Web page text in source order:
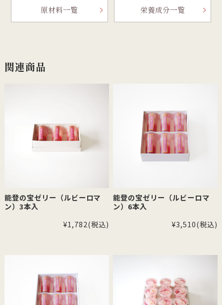
原材料一覧 栄養成分一覧
関連商品
能登の宝ゼリー（ルビーロマ
ン）3本入
¥1,782(税込)
能登の宝ゼリー（ルビーロマ
ン）6本入
¥3,510(税込)